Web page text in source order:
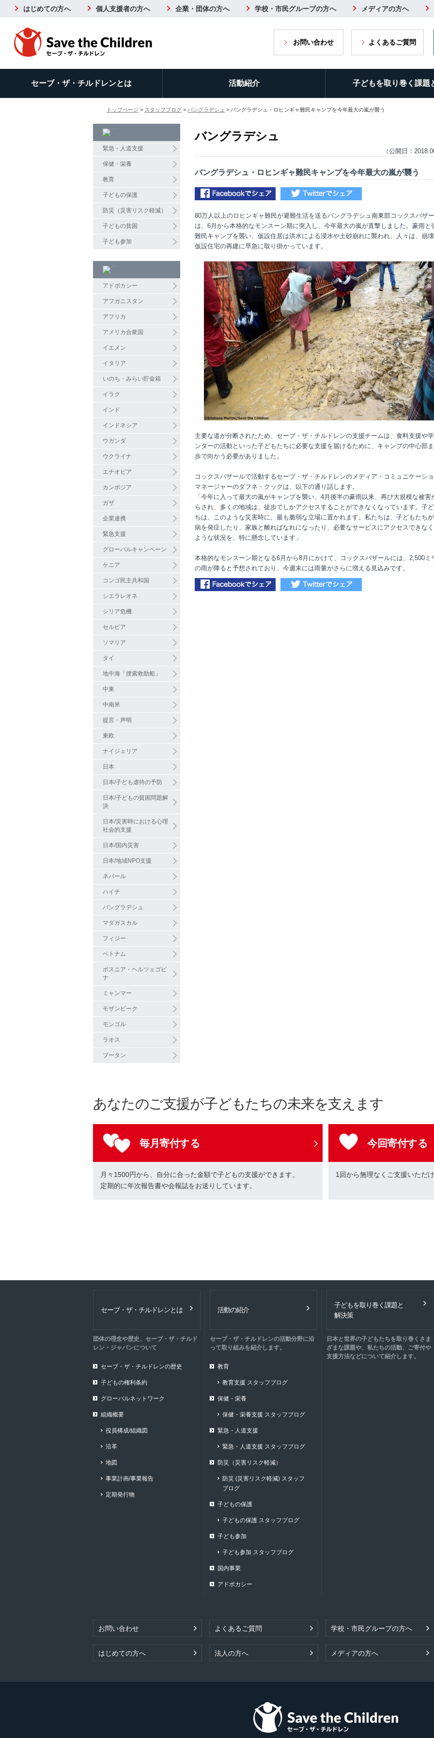
はじめての方へ 個人支援者の方へ 企業・団体の方へ 学校・市民グループの方へ メディアの方へ
お問い合わせ よくあるご質問
セーブ・ザ・チルドレンとは 活動紹介 子どもを取り巻く課題
トップページ > スタッフブログ > バングラデシュ > バングラデシュ・ロヒンギャ難民キャンプを今年最大の嵐が襲う
緊急・人道支援
保健・栄養
教育
子どもの保護
防災（災害リスク軽減）
子どもの貧困
子ども参加
アドボカシー
アフガニスタン
アフリカ
アメリカ合衆国
イエメン
イタリア
いのち・みらい貯金箱
イラク
インド
インドネシア
ウガンダ
ウクライナ
エチオピア
カンボジア
ガザ
企業連携
緊急支援
グローバルキャンペーン
ケニア
コンゴ民主共和国
シエラレオネ
シリア危機
セルビア
ソマリア
タイ
地中海「捜索救助船」
中東
中南米
提言・声明
東欧
ナイジェリア
日本
日本/子ども虐待の予防
日本/子どもの貧困問題解
決
日本/災害時における心理
社会的支援
日本/国内災害
日本/地域NPO支援
ネパール
ハイチ
バングラデシュ
マダガスカル
フィジー
ベトナム
ボスニア・ヘルツェゴビ
ナ
ミャンマー
モザンビーク
モンゴル
ラオス
ブータン
バングラデシュ
（公開日：
バングラデシュ・ロヒンギャ難民キャンプを今年最大の嵐が襲う
80万人以上のロヒンギャ難民が避難生活を送るバングラデシュ南東部コックスバザ
は、6月から本格的なモンスーン期に突入し、今年最大の嵐が直撃しました。豪雨と
難民キャンプを襲い、仮設住居は洪水による浸水や土砂崩れに襲われ、人々は、崩
仮設住宅の再建に早急に取り掛かっています。
主要な道が分断されたため、セーブ・ザ・チルドレンの支援チームは、食料支援や
ンターの活動といった子どもたちに必要な支援を届けるために、キャンプの中心部
歩で向かう必要がありました。
コックスバザールで活動するセーブ・ザ・チルドレンのメディア・コミュニケーシ
マネージャーのダフネ・クックは、以下の通り話します。
「今年に入って最大の嵐がキャンプを襲い、4月後半の豪雨以来、再び大規模な被害
らされ、多くの地域は、徒歩でしかアクセスすることができなくなっています。子
ちは、このような災害時に、最も脆弱な立場に置かれます。私たちは、子どもたち
病を発症したり、家族と離ればなれになったり、必要なサービスにアクセスできな
ような状況を、特に懸念しています」
本格的なモンスーン期となる6月から8月にかけて、コックスバザールには、2,500ミ
の雨が降ると予想されており、今週末には雨量がさらに増える見込みです。
あなたのご支援が子どもたちの未来を支えます
毎月寄付する
月々1500円から、自分に合った金額で子どもの支援ができます。
定期的に年次報告書や会報誌をお送りしています。
今回寄付する
1回から無理なくご支援いただ
セーブ・ザ・チルドレンとは
団体の理念や歴史、セーブ・ザ・チルド
レン・ジャパンについて
セーブ・ザ・チルドレンの歴史
子どもの権利条約
グローバルネットワーク
組織概要
役員構成/組織図
沿革
地図
事業計画/事業報告
定期発行物
活動の紹介
セーブ・ザ・チルドレンの活動分野に沿
って取り組みを紹介します。
教育
教育支援 スタッフブログ
保健・栄養
保健・栄養支援 スタッフブログ
緊急・人道支援
緊急・人道支援 スタッフブログ
防災（災害リスク軽減）
防災 (災害リスク軽減) スタッフ
ブログ
子どもの保護
子どもの保護 スタッフブログ
子ども参加
子ども参加 スタッフブログ
国内事業
アドボカシー
子どもを取り巻く課題と
解決策
日本と世界の子どもたちを取り巻くさま
ざまな課題や、私たちの活動、ご寄付や
支援方法などについて紹介します。
お問い合わせ よくあるご質問 学校・市民グループの方へ
はじめての方へ 法人の方へ メディアの方へ